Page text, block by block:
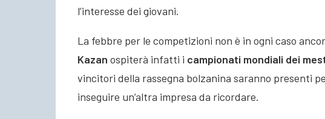
l’interesse dei giovani.
La febbre per le competizioni non è in ogni caso
Kazan ospiterà infatti i campionati mondiali dei
vincitori della rassegna bolzanina saranno presenti
inseguire un’altra impresa da ricordare.